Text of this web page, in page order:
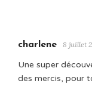
charlene 8 juillet
Une super
des mercis, pour